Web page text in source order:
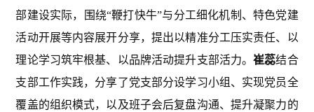
部建设实际，围绕“鞭打快牛”与分工细化机制、特色党建
活动开展等内容展开分享，提出以精准分工压实责任、以
理论学习筑牢根基、以品牌活动提升支部活力。崔蕊结合
支部工作实践，分享了党支部分设学习小组、实现党员全
覆盖的组织模式，以及班子会后复盘沟通、提升凝聚力的